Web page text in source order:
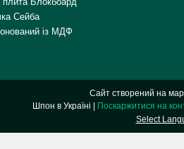
Сейба
із МДФ
Сайт створений на
Шпон в Україні | Поскаржитися на
Select